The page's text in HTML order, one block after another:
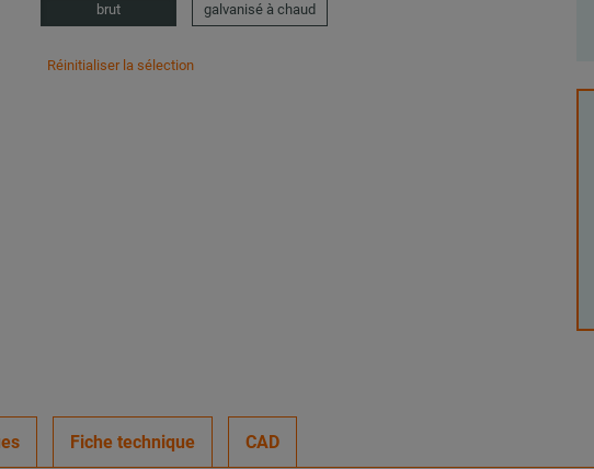
brut galvanisé à chaud
Réinitialiser la sélection
Fiche technique CAD